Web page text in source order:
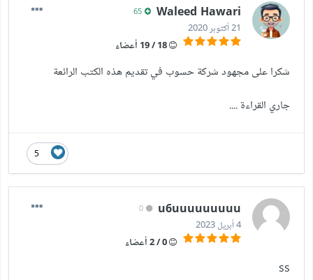
Waleed Hawari
21 أكتوبر 2020
شكرا على مجهود شركة حسوب في تقديم هذه الكتب الرائعة
جاري القراءة ....
5
u6uuuuuuuuu
4 أبريل 2023
ss